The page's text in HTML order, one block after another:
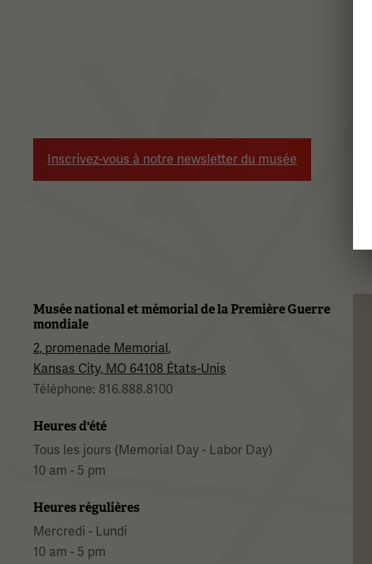
Inscrivez-vous à notre newsletter du musée
Musée national et mémorial de la Première Guerre
mondiale
2, promenade Memorial,
Kansas City, MO 64108 États-Unis
Téléphone: 816.888.8100
Heures d'été
Tous les jours (Memorial Day - Labor Day)
10 am - 5 pm
Heures régulières
Mercredi - Lundi
10 am - 5 pm